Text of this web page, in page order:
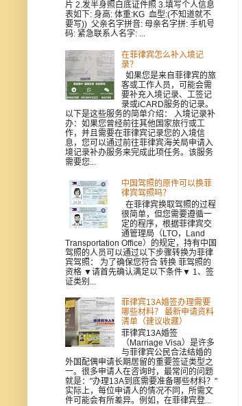
片 2.发半身照白底证件照 3.填写个人信息
表如下: 身高: 体重:KG 血型:(不知道就不
要写)) 父亲名字拼音: 母亲名字拼: 手机号
码: 紧急联系人名字: ...
在菲律宾怎么补入境记
录？
如果您是来自菲律宾的旅
客或工作人员，可能会需
要补充入境记录、工签记
录或iCARD服务的记录。
以下是这些服务的简单介绍： 入境记录补
办：如果您曾经前往其他国家旅行或工
作，并且需要在菲律宾记录您的入境信
息，您可以通过前往菲律宾海关局申请入
境记录补办服务来完成此项任务。该服务
需要您...
中国驾照的原件可以换菲
律宾驾照吗？
在菲律宾换取驾照的过程
很简单，但您需要遵循一
定的程序，根据菲律宾交
通管理局（LTO，Land
Transportation Office）的规定，持有中国
驾照的人员可以通过以下步骤转换为菲律
宾驾照： 为了确保您符合 转换 菲驾照的
资格 ▼请首先确认满足以下条件▼ 1、签
证类别...
菲律宾13A婚签办理需要
哪些材料？ 最新申请资料
清单（建议收藏）
菲律宾13A婚签
（Marriage Visa）是许多
与菲律宾公民合法结婚的
外国配偶申请长期居留的重要签证类型之
一。很多申请人在咨询时，最常问的问题
就是："办理13A到底需要准备哪些材料？"
实际上，每位申请人的情况不同，所需文
件可能会有所差异。例如，在菲律宾登...